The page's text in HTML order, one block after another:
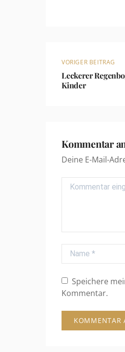
VORIGER BEITRAG
Leckerer
Kinder
Kommentar
Deine E-Mail-
Comment
Name
Speichere
Kommentar.